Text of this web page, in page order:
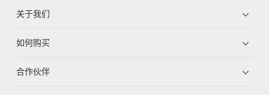
关于我们
如何购买
合作伙伴